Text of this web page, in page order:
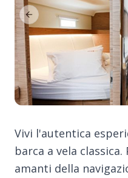
Previous Slide
Vivi l'autentica
barca a vela
amanti della